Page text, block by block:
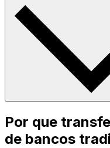
Por que
de bancos